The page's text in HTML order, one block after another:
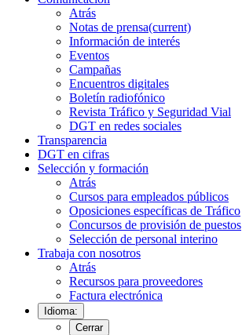
Atrás
Notas de prensa(current)
Información de interés
Eventos
Campañas
Encuentros digitales
Boletín radiofónico
Revista Tráfico y Seguridad Vial
DGT en redes sociales
Transparencia
DGT en cifras
Selección y formación
Atrás
Cursos para empleados públicos
Oposiciones específicas de Tráfico
Concursos de provisión de puestos
Selección de personal interino
Trabaja con nosotros
Atrás
Recursos para proveedores
Factura electrónica
Idioma:
Cerrar